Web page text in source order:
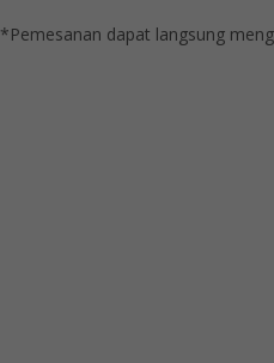
*Pemesanan dapat langsung